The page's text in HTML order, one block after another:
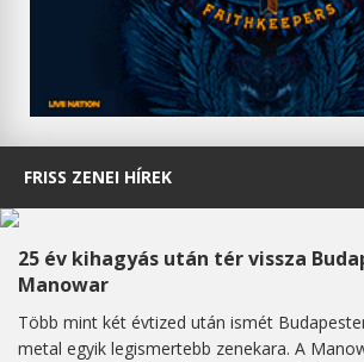
FRISS ZENEI HÍREK
25 év kihagyás után tér vissza
Manowar
Több mint két évtized után ismét
metal egyik legismertebb zenekara. A